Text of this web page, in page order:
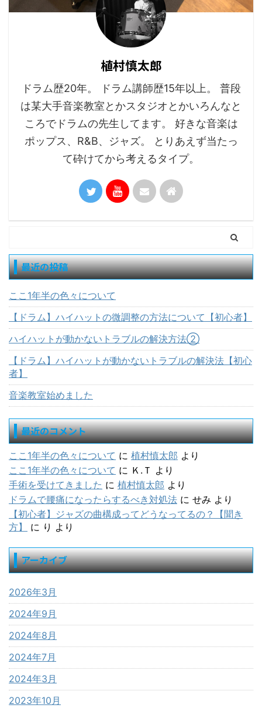
植村慎太郎
ドラム歴20年。 ドラム講師歴15年以上。 普段
は某大手音楽教室とかスタジオとかいろんなと
ころでドラムの先生してます。 好きな音楽は
ポップス、R&B、ジャズ。 とりあえず当たっ
て砕けてから考えるタイプ。
最近の投稿
ここ1年半の色々について
【ドラム】ハイハットの微調整の方法について【初心者】
ハイハットが動かないトラブルの解決方法②
【ドラム】ハイハットが動かないトラブルの解決法【初心
者】
音楽教室始めました
最近のコメント
ここ1年半の色々について に 植村慎太郎 より
ここ1年半の色々について に Ｋ.Ｔ より
手術を受けてきました に 植村慎太郎 より
ドラムで腰痛になったらするべき対処法 に せみ より
【初心者】ジャズの曲構成ってどうなってるの？【聞き
方】
に り より
アーカイブ
2026年3月
2024年9月
2024年8月
2024年7月
2024年3月
2023年10月